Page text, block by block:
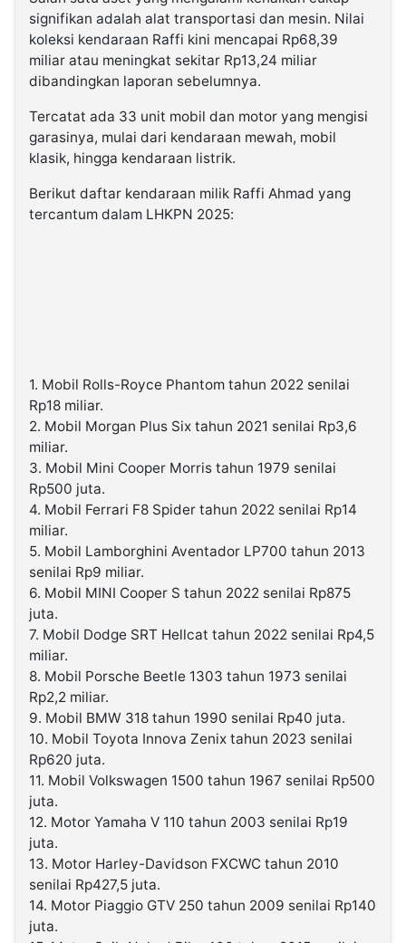
signifikan adalah alat transportasi dan mesin. Nilai
koleksi kendaraan Raffi kini mencapai Rp68,39
miliar atau meningkat sekitar Rp13,24 miliar
dibandingkan laporan sebelumnya.
Tercatat ada 33 unit mobil dan motor yang mengisi
garasinya, mulai dari kendaraan mewah, mobil
klasik, hingga kendaraan listrik.
Berikut daftar kendaraan milik Raffi Ahmad yang
tercantum dalam LHKPN 2025:
1. Mobil Rolls-Royce Phantom tahun 2022 senilai
Rp18 miliar.
2. Mobil Morgan Plus Six tahun 2021 senilai Rp3,6
miliar.
3. Mobil Mini Cooper Morris tahun 1979 senilai
Rp500 juta.
4. Mobil Ferrari F8 Spider tahun 2022 senilai Rp14
miliar.
5. Mobil Lamborghini Aventador LP700 tahun 2013
senilai Rp9 miliar.
6. Mobil MINI Cooper S tahun 2022 senilai Rp875
juta.
7. Mobil Dodge SRT Hellcat tahun 2022 senilai Rp4,5
miliar.
8. Mobil Porsche Beetle 1303 tahun 1973 senilai
Rp2,2 miliar.
9. Mobil BMW 318 tahun 1990 senilai Rp40 juta.
10. Mobil Toyota Innova Zenix tahun 2023 senilai
Rp620 juta.
11. Mobil Volkswagen 1500 tahun 1967 senilai Rp500
juta.
12. Motor Yamaha V 110 tahun 2003 senilai Rp19
juta.
13. Motor Harley-Davidson FXCWC tahun 2010
senilai Rp427,5 juta.
14. Motor Piaggio GTV 250 tahun 2009 senilai Rp140
juta.